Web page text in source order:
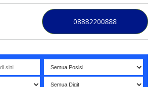
08882200888